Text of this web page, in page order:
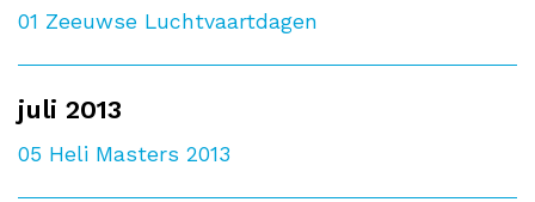
01 Zeeuwse Luchtvaartdagen
juli 2013
05 Heli Masters 2013